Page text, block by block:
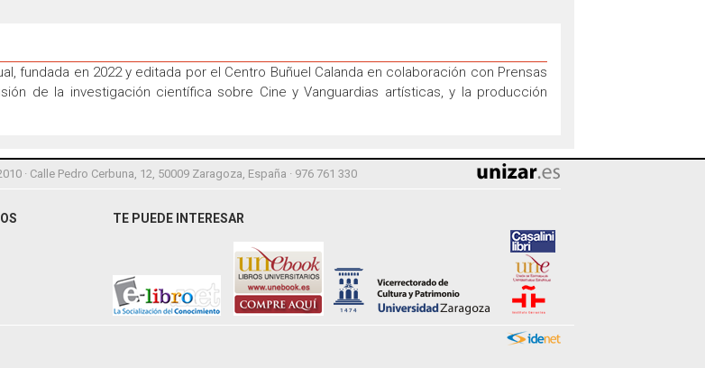
fundada en 2022 y editada por el Centro Buñuel Calanda en colaboración con Prensas
de la investigación científica sobre Cine y Vanguardias artísticas, y la producción
· Calle Pedro Cerbuna, 12, 50009 Zaragoza, España · 976 761 330
TE PUEDE INTERESAR